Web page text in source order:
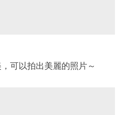
可以拍出美麗的照片～